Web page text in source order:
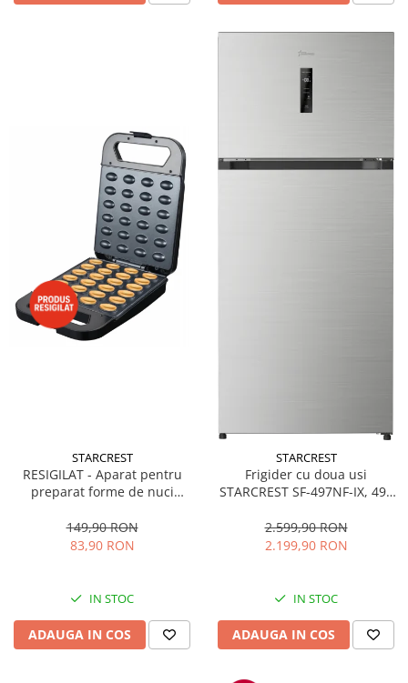
STARCREST
RESIGILAT - Aparat pentru
preparat forme de nuci
forme, 1400W, Indicator
luminos, Placi antiaderente,
149,90 RON
83,90 RON
IN STOC
ADAUGA IN COS
STARCREST
Frigider cu doua usi
STARCREST SF-497NF-IX, 497
Inverter, Clasa E, Display,
Functie super racire, Blocare
2.599,90 RON
2.199,90 RON
IN STOC
ADAUGA IN COS